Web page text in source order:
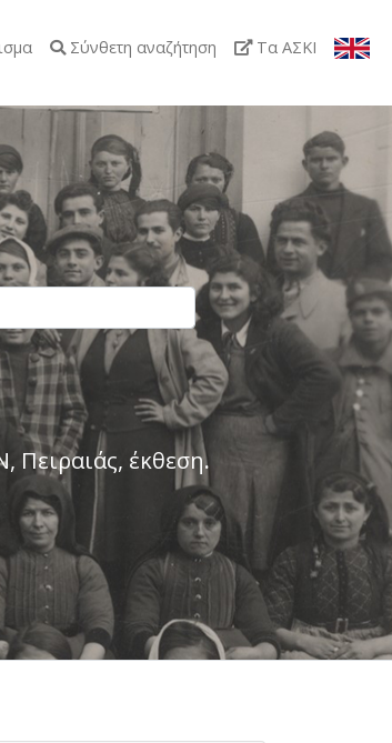
Σύνθετη αναζήτηση Τα ΑΣΚΙ
Πειραιάς, έκθεση.